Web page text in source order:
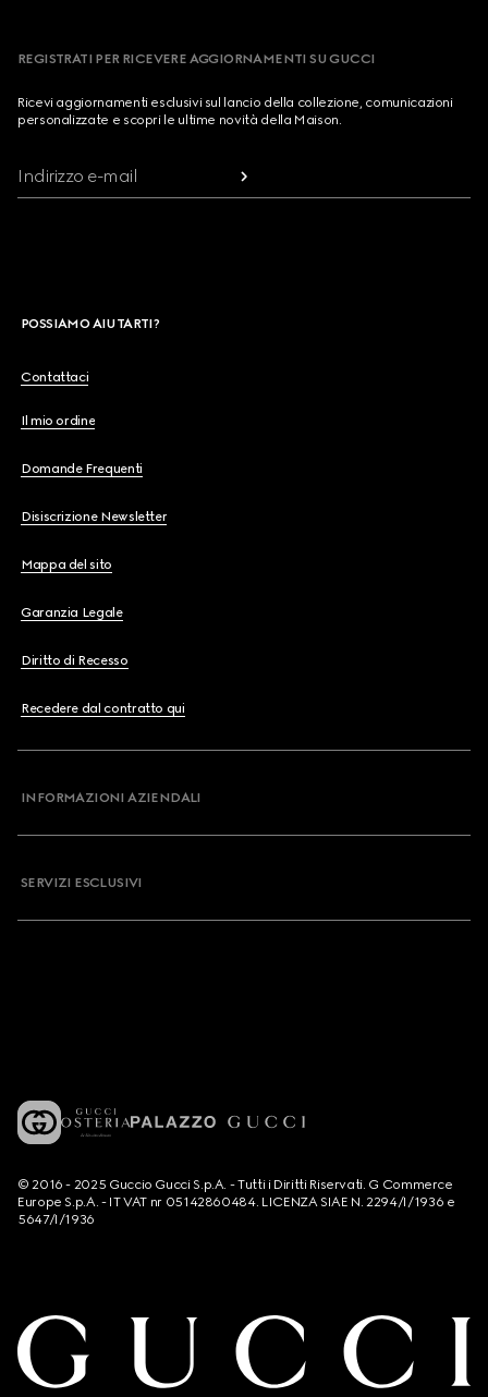
REGISTRATI PER RICEVERE AGGIORNAMENTI SU GUCCI
Ricevi aggiornamenti esclusivi sul lancio della collezione, comunicazioni
personalizzate e scopri le ultime novità della Maison.
Indirizzo e-mail
POSSIAMO AIUTARTI?
Contattaci
Il mio ordine
Domande Frequenti
Disiscrizione Newsletter
Mappa del sito
Garanzia Legale
Diritto di Recesso
Recedere dal contratto qui
INFORMAZIONI AZIENDALI
SERVIZI ESCLUSIVI
© 2016 - 2025 Guccio Gucci S.p.A. - Tutti i Diritti Riservati. G Commerce
Europe S.p.A. - IT VAT nr 05142860484. LICENZA SIAE N. 2294/I/1936 e
5647/I/1936